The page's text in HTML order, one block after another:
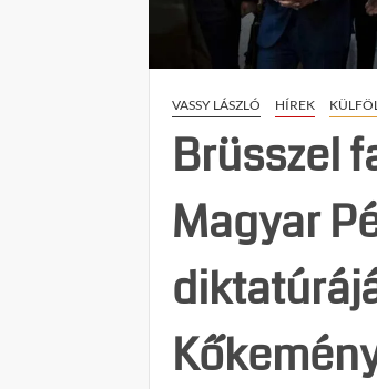
VASSY LÁSZLÓ HÍREK
Brüsszel
Magyar